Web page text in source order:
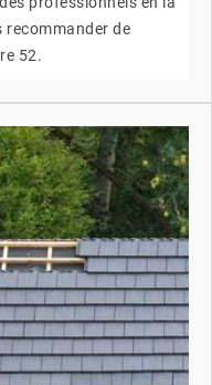
recommander de
52.